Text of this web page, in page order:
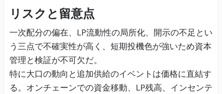
リスクと留意点
一次配分の偏在、LP流動性の局所化、開示の不足とい
う三点で不確実性が高く、短期投機色が強いため資本
管理と検証が不可欠だ。
特に大口の動向と追加供給のイベントは価格に直結す
る。オンチェーンでの資金移動、LP残高、インセンテ